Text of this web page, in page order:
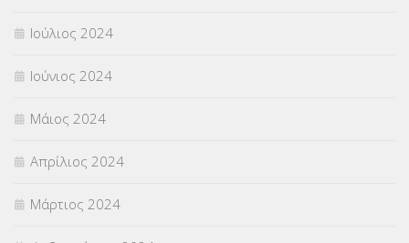
Ιούλιος 2024
Ιούνιος 2024
Μάιος 2024
Απρίλιος 2024
Μάρτιος 2024